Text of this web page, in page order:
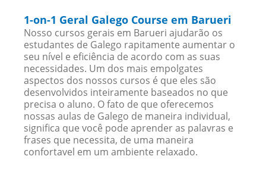
1-on-1 Geral Galego Course em Barueri
Nosso cursos gerais em Barueri ajudarão os
estudantes de Galego rapitamente aumentar o
seu nível e eficiência de acordo com as suas
necessidades. Um dos mais empolgates
aspectos dos nossos cursos é que eles são
desenvolvidos inteiramente baseados no que
precisa o aluno. O fato de que oferecemos
nossas aulas de Galego de maneira individual,
significa que você pode aprender as palavras e
frases que necessita, de uma maneira
confortavel em um ambiente relaxado.